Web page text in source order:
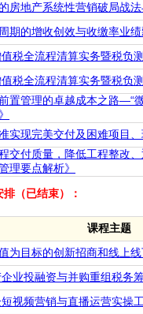
的房地产系统性营销破局战
期的增收创效与收缴率业
值税全流程清算实务暨税负
值税全流程清算实务暨税负
前置管理的卓越成本之路—“
准实现完美交付及困难项目
程交付质量，降低工程整改
理要点解析》
（已结束）：
课程主题
为目标的创新招商和线上
企业投融资与并购重组税务
短视频营销与直播运营实操